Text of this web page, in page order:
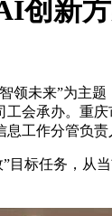
创新
领未来”为
会承办。重
工作分管负责
标任务，